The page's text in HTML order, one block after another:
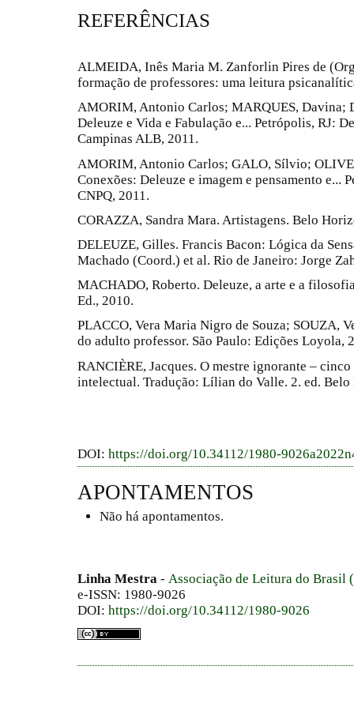
REFERÊNCIAS
ALMEIDA, Inês Maria M. Zanforlin Pires de
formação de professores: uma leitura
AMORIM, Antonio Carlos; MARQUES, Davina;
Deleuze e Vida e Fabulação e... Petrópolis, RJ:
Campinas ALB, 2011.
AMORIM, Antonio Carlos; GALO, Sílvio;
Conexões: Deleuze e imagem e pensamento e...
CNPQ, 2011.
CORAZZA, Sandra Mara. Artistagens. Belo
DELEUZE, Gilles. Francis Bacon: Lógica da
Machado (Coord.) et al. Rio de Janeiro: Jorge
MACHADO, Roberto. Deleuze, a arte e a
Ed., 2010.
PLACCO, Vera Maria Nigro de Souza; SOUZA,
do adulto professor. São Paulo: Edições Loyola,
RANCIÈRE, Jacques. O mestre ignorante –
intelectual. Tradução: Lílian do Valle. 2. ed.
DOI: https://doi.org/10.34112/1980-
APONTAMENTOS
Não há apontamentos.
Linha Mestra - Associação de Leitura do Brasil
e-ISSN: 1980-9026
DOI: https://doi.org/10.34112/1980-9026